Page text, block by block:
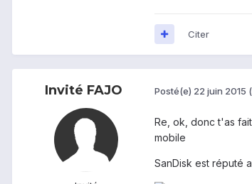
Citer
Invité FAJO Posté(e) 22 juin 2015
Re, ok, donc t'as
mobile
SanDisk est réputé